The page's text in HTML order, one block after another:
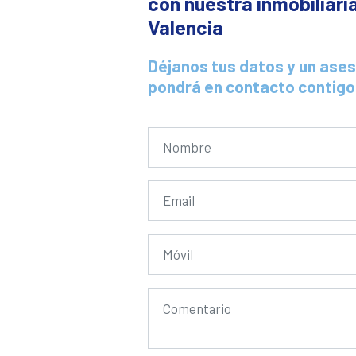
Valencia
Déjanos tus datos y un
pondrá en contacto